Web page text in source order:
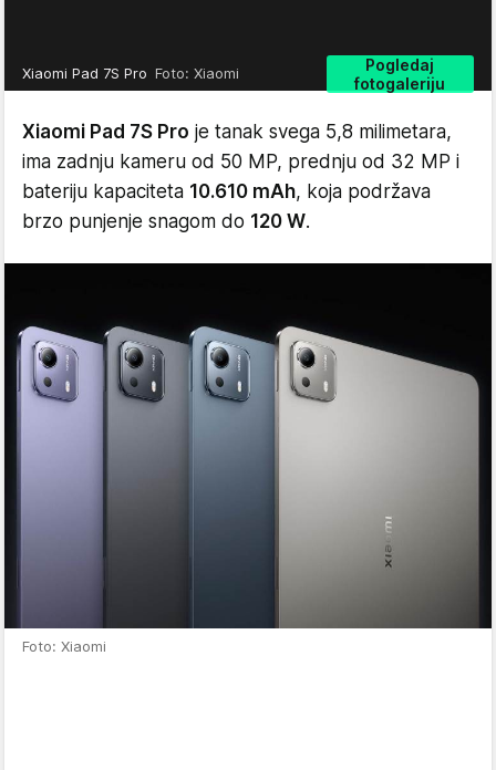
Pogledaj
fotogaleriju
Xiaomi Pad 7S Pro Foto: Xiaomi
Xiaomi Pad 7S Pro je tanak svega 5,8 milimetara,
ima zadnju kameru od 50 MP, prednju od 32 MP i
bateriju kapaciteta 10.610 mAh, koja podržava
brzo punjenje snagom do 120 W.
Foto: Xiaomi